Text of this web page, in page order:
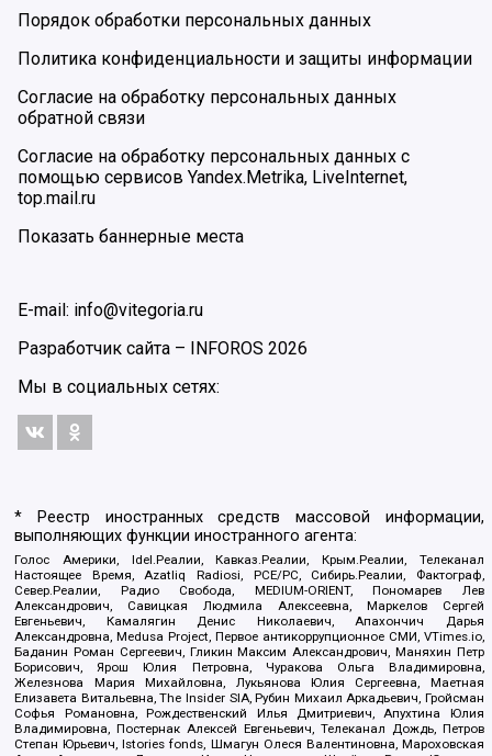
Порядок обработки персональных данных
Политика конфиденциальности и защиты информации
Согласие на обработку персональных данных
обратной связи
Согласие на обработку персональных данных с
помощью сервисов Yandex.Metrika, LiveInternet,
top.mail.ru
Показать баннерные места
E-mail: info@vitegoria.ru
Разработчик сайта – INFOROS 2026
Мы в социальных сетях:
* Реестр иностранных средств массовой информации,
выполняющих функции иностранного агента:
Голос Америки, Idel.Реалии, Кавказ.Реалии, Крым.Реалии, Телеканал
Настоящее Время, Azatliq Radiosi, PCE/PC, Сибирь.Реалии, Фактограф,
Север.Реалии, Радио Свобода, MEDIUM-ORIENT, Пономарев Лев
Александрович, Савицкая Людмила Алексеевна, Маркелов Сергей
Евгеньевич, Камалягин Денис Николаевич, Апахончич Дарья
Александровна, Medusa Project, Первое антикоррупционное СМИ, VTimes.io,
Баданин Роман Сергеевич, Гликин Максим Александрович, Маняхин Петр
Борисович, Ярош Юлия Петровна, Чуракова Ольга Владимировна,
Железнова Мария Михайловна, Лукьянова Юлия Сергеевна, Маетная
Елизавета Витальевна, The Insider SIA, Рубин Михаил Аркадьевич, Гройсман
Софья Романовна, Рождественский Илья Дмитриевич, Апухтина Юлия
Владимировна, Постернак Алексей Евгеньевич, Телеканал Дождь, Петров
Степан Юрьевич, Istories fonds, Шмагун Олеся Валентиновна, Мароховская